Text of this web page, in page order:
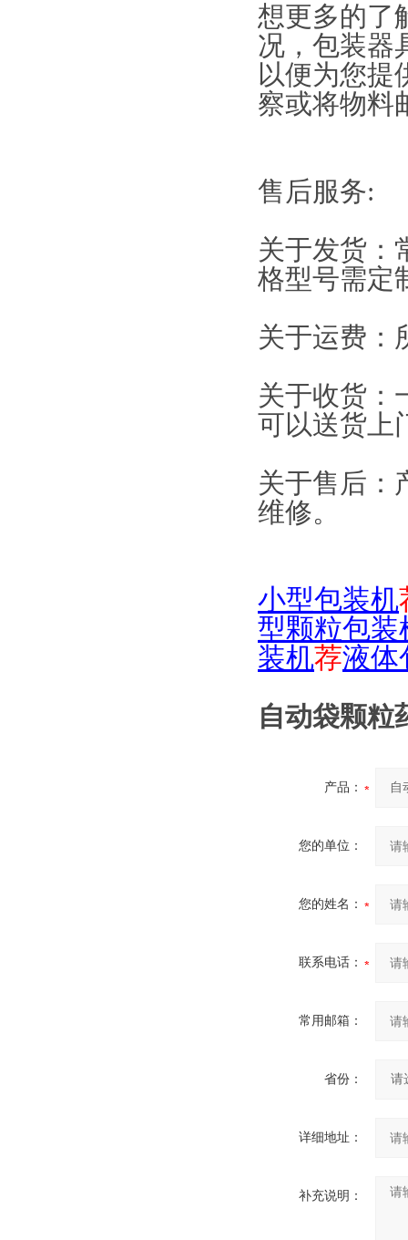
想更多的了
况，包装器
以便为您提
察或将物料
售后服务:
关于发货：
格型号需定
关于运费：
关于收货：
可以送货上
关于售后：
维修。
小型包装机
型颗粒包装
装机荐液体
自动袋颗粒
产品：
您的单位：
您的姓名：
联系电话：
常用邮箱：
省份：
详细地址：
补充说明：